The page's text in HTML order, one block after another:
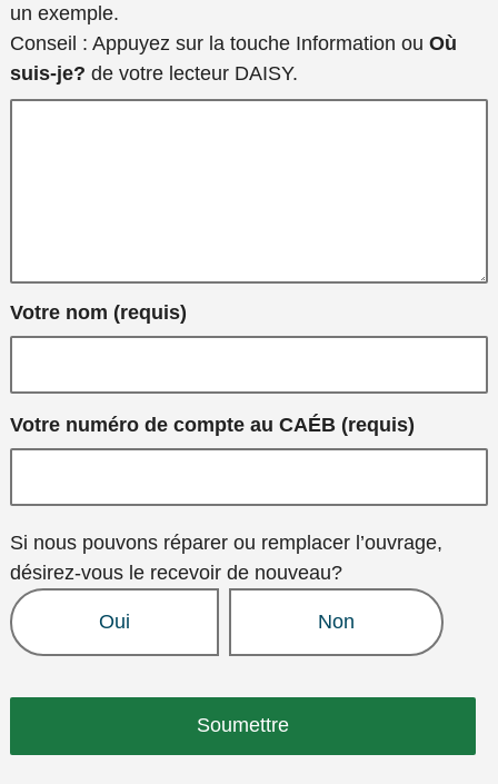
détail
supplémentaire
concernant le
problème,
recréer le
problème.
un exemple.
Conseil : Appuyez sur la touche Information ou Où
suis-je? de votre lecteur DAISY.
Votre nom (requis)
Votre numéro de compte au CAÉB (requis)
Si nous pouvons réparer ou remplacer l’ouvrage,
désirez-vous le recevoir de nouveau?
Oui Non